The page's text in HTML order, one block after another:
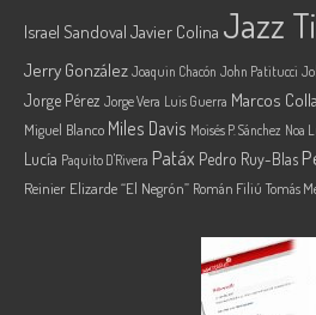
Israel Sandoval Javier Colina Jazz
Jerry González Joaquin Chacón John Patitucci
Jorge Pérez Jorge Vera Luis Guerra Marcos
Miguel Blanco Miles Davis Moisés P. Sánchez Noa
Lucía Paquito D'Rivera Patáx Pedro Ruy-Blas
Reinier Elizarde “El Negrón” Román Filiú Tomás